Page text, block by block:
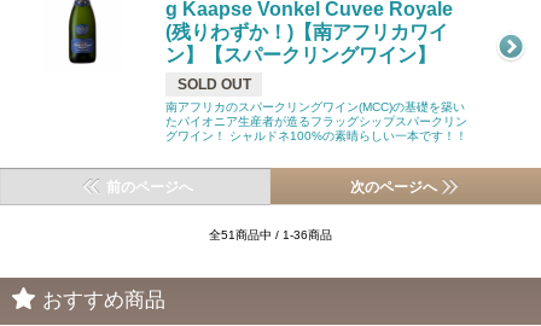
g Kaapse Vonkel Cuvee Royale
(残りわずか！)【南アフリカワイ
ン】【スパークリングワイン】
SOLD OUT
南アフリカのスパークリングワイン(MCC)の基礎を築い
たパイオニア生産者が造るフラッグシップスパークリン
グワイン！ シャルドネ100%の素晴らしい一本です！！
前のページへ 次のページへ
全51商品中 / 1-36商品
おすすめ商品